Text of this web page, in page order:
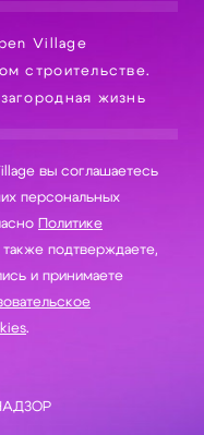
Village
строительстве.
жизнь
вы соглашаетесь
Политике
также подтверждаете,
и принимаете
.